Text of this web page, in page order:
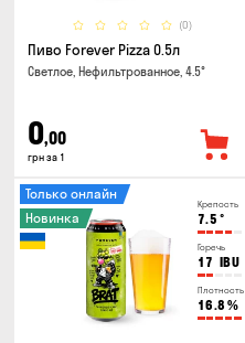
(0)
Пиво Forever Pizza 0.5л
Светлое, Нефильтрованное, 4.5°
0,00
грн за 1
Крепость
7.5 °
Горечь
17 IBU
Плотность
16.8 %
Только онлайн
Новинка